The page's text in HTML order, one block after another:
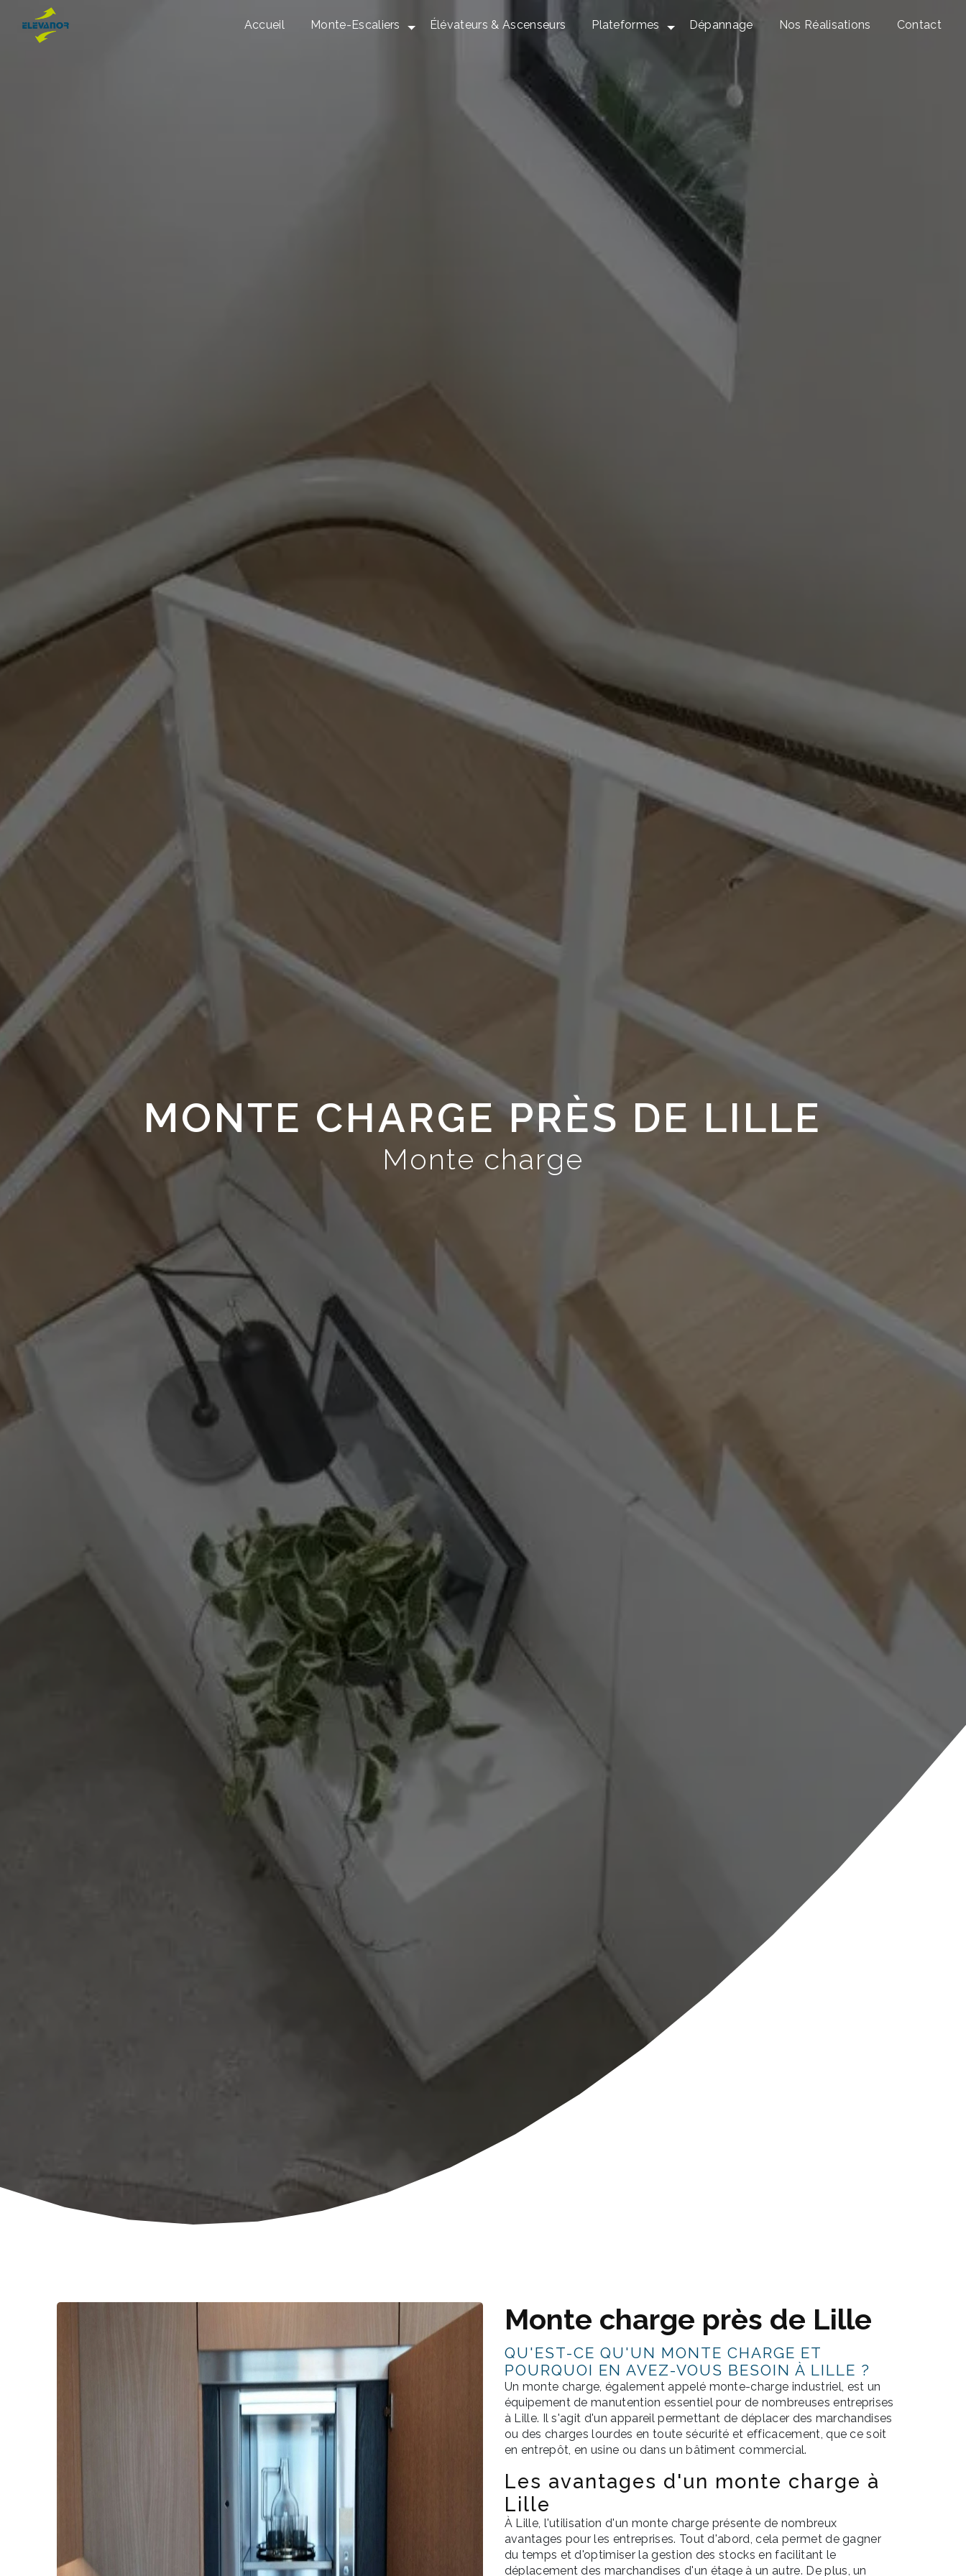
Accueil Monte-Escaliers Élévateurs & Ascenseurs Plateformes Dépannage Nos Réalisations Contact
MONTE CHARGE PRÈS DE LILLE
Monte charge
Monte charge près de Lille
QU'EST-CE QU'UN MONTE CHARGE ET
POURQUOI EN AVEZ-VOUS BESOIN À LILLE ?
Un monte charge, également appelé monte-charge industriel, est un
équipement de manutention essentiel pour de nombreuses entreprises
à Lille. Il s'agit d'un appareil permettant de déplacer des marchandises
ou des charges lourdes en toute sécurité et efficacement, que ce soit
en entrepôt, en usine ou dans un bâtiment commercial.
Les avantages d'un monte charge à
Lille
À Lille, l'utilisation d'un monte charge présente de nombreux
avantages pour les entreprises. Tout d'abord, cela permet de gagner
du temps et d'optimiser la gestion des stocks en facilitant le
déplacement des marchandises d'un étage à un autre. De plus, un
Panneau de gestion des cookies